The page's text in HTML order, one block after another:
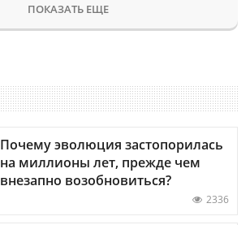
ПОКАЗАТЬ ЕЩЕ
Почему эволюция застопорилась
на миллионы лет, прежде чем
внезапно возобновиться?
2336